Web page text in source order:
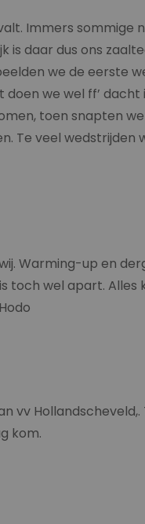
Immers sommige
is daar dus ons
we de eerste
we wel ff’
toen snapten
Te veel wedstrijden
Warming-up en
toch wel apart. Alles
vv
kom.